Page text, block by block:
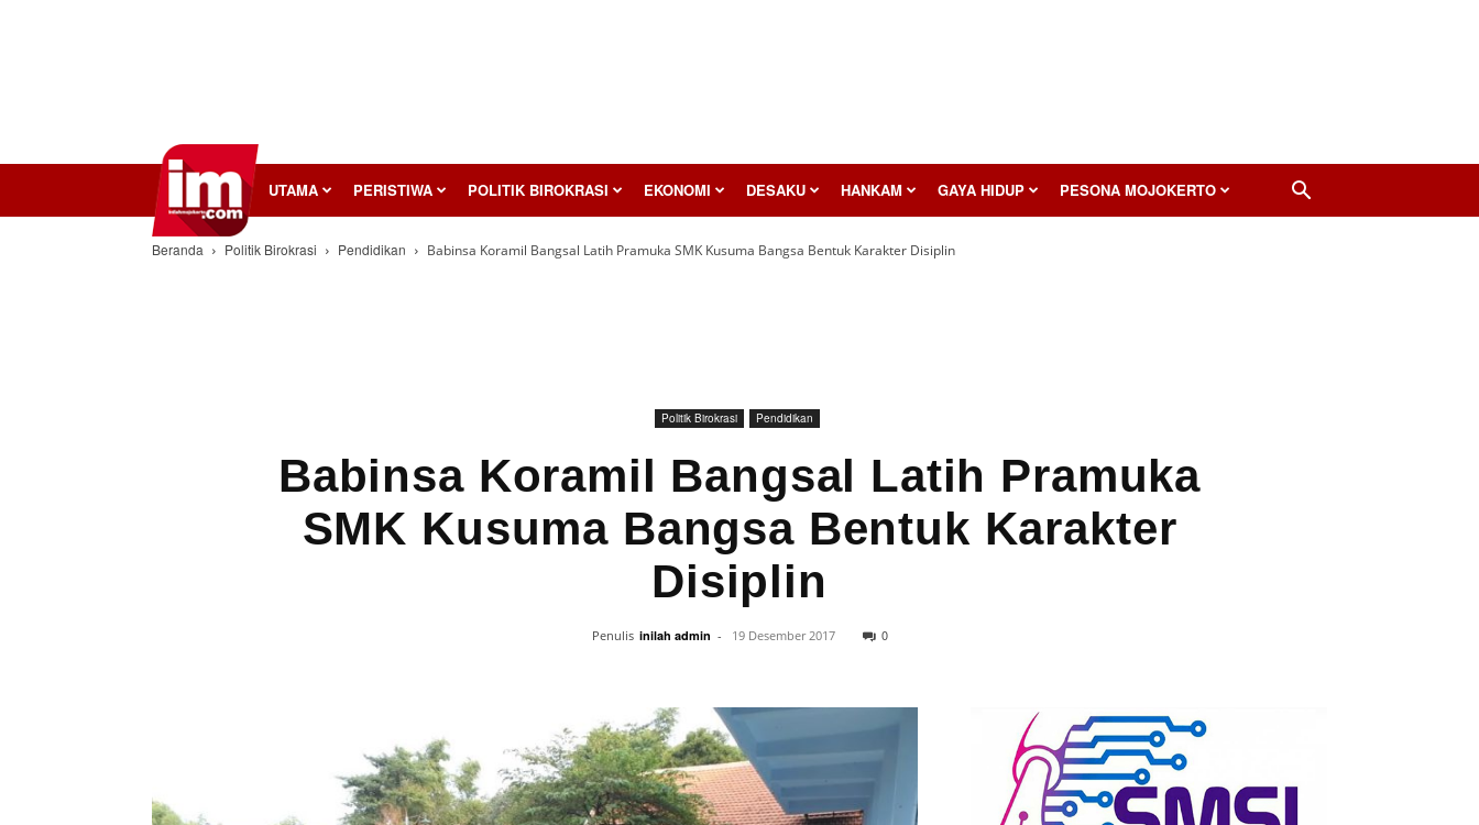
InilahMojokerto UTAMA PERISTIWA POLITIK BIROKRASI EKONOMI DESAKU HANKAM GAYA HIDUP PESONA MOJOKERTO
Beranda Politik Birokrasi Pendidikan Babinsa Koramil Bangsal Latih Pramuka SMK Kusuma Bangsa Bentuk Karakter Disiplin
Politik Birokrasi Pendidikan
Babinsa Koramil Bangsal Latih Pramuka
SMK Kusuma Bangsa Bentuk Karakter
Disiplin
Penulis inilah admin - 19 Desember 2017 0